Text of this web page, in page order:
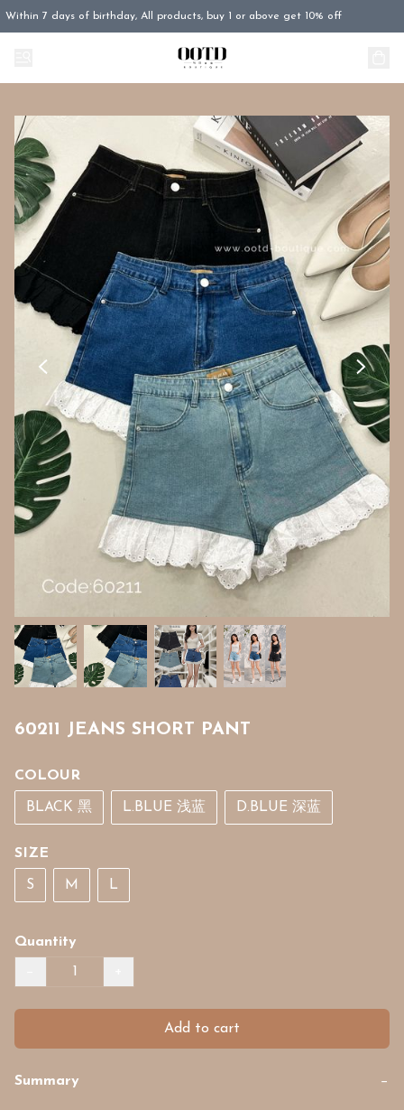
Within 7 days of birthday, All products, buy 1 or above get 10% off
60211 JEANS SHORT PANT
COLOUR
BLACK 黑 L.BLUE 浅蓝 D.BLUE 深蓝
SIZE
S M L
Quantity
Add to cart
Summary −